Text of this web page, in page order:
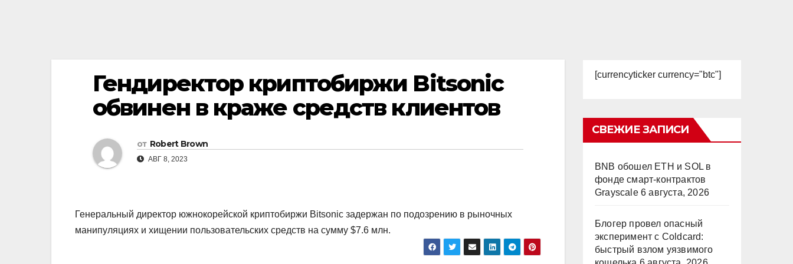
Гендиректор криптобиржи Bitsonic
обвинен в краже средств клиентов
от Robert Brown
АВГ 8, 2023
Генеральный директор южнокорейской криптобиржи Bitsonic задержан по подозрению в рыночных
манипуляциях и хищении пользовательских средств на сумму $7.6 млн.
[currencyticker currency="btc"]
СВЕЖИЕ ЗАПИСИ
BNB обошел ETH и SOL в
фонде смарт-контрактов
Grayscale 6 августа, 2026
Блогер провел опасный
эксперимент с Coldcard:
быстрый взлом уязвимого